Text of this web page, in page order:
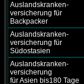
Auslandskranken-
versicherung für
Backpacker
Auslandskranken-
versicherung für
Südostasien
Auslandskranken-
versicherung
für Asien bis180 Tage